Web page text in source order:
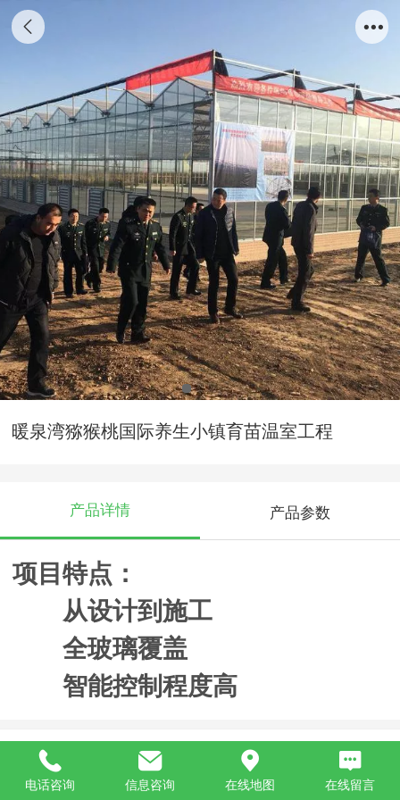
暖泉湾猕猴桃国际养生小镇育苗温室工程
产品详情 产品参数
项目特点：
从设计到施工
全玻璃覆盖
智能控制程度高
推荐产品
电话咨询 信息咨询 在线地图 在线留言